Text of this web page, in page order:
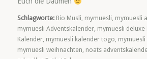
Schlagworte: Bio Müsli, mymuesli, mymuesli
mymuesli Adventskalender, mymuesli deluxe
Kalender, mymuesli kalender togo,
mymuesli weihnachten, noats